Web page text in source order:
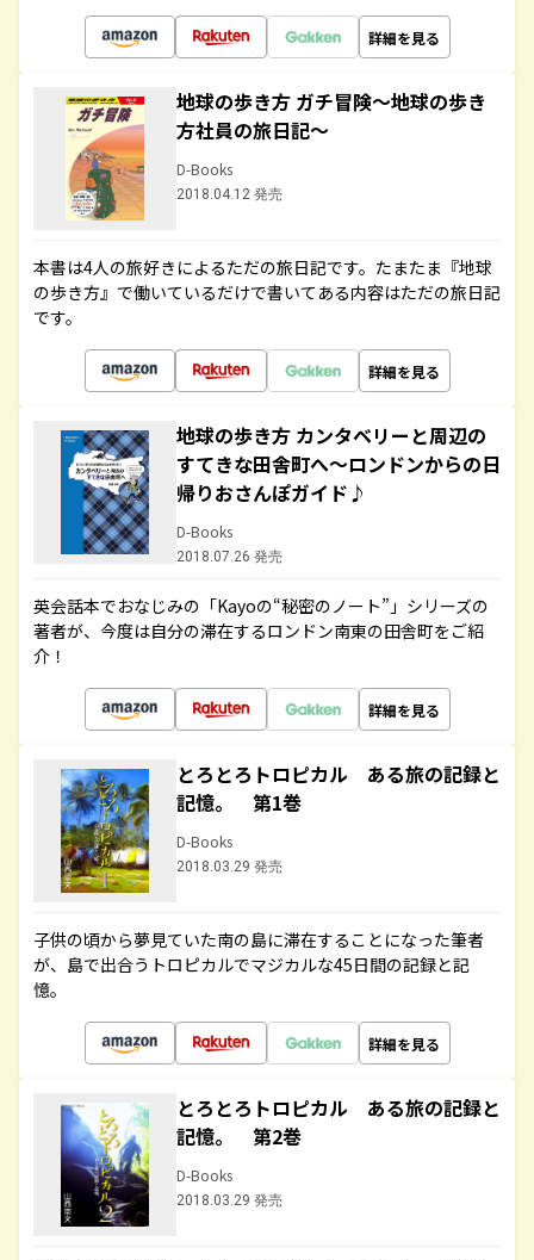
詳細を見る
地球の歩き方 ガチ冒険～地球の歩き
方社員の旅日記～
D-Books
2018.04.12 発売
本書は4人の旅好きによるただの旅日記です。たまたま『地球
の歩き方』で働いているだけで書いてある内容はただの旅日記
です。
詳細を見る
地球の歩き方 カンタベリーと周辺の
すてきな田舎町へ～ロンドンからの日
帰りおさんぽガイド♪
D-Books
2018.07.26 発売
英会話本でおなじみの「Kayoの“秘密のノート”」シリーズの
著者が、今度は自分の滞在するロンドン南東の田舎町をご紹
介！
詳細を見る
とろとろトロピカル ある旅の記録と
記憶。 第1巻
D-Books
2018.03.29 発売
子供の頃から夢見ていた南の島に滞在することになった筆者
が、島で出合うトロピカルでマジカルな45日間の記録と記
憶。
詳細を見る
とろとろトロピカル ある旅の記録と
記憶。 第2巻
D-Books
2018.03.29 発売